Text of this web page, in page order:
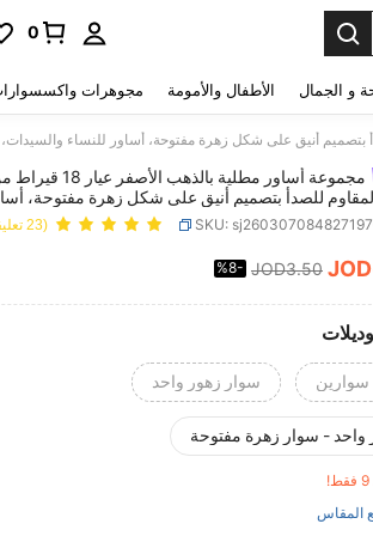
0
و الجمال الأطفال والأمومة مجوهرات
مجموعة أساور مطلية بالذهب الأصفر عيار 18
المقاوم للصدأ بتصميم أنيق على شكل زهرة مفتوحة،
هدايا للأم، مناسبة للارتداء اليومي، الحفلات،
المناسبات الخاصة، عيد الأم، عيد الحب، الربيع، لوازم
الصيف
SKU: (23 تعليقات)
PRICE AND JOD
JOD3.50
%8-
سوار زهور واحد
واحد - سوار زهرة مفتوحة
المقاس